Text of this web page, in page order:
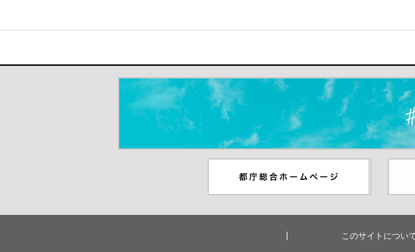
＃だから都立高（別ウインドウが開きます）
ンドウが開きます）
ウ
このサイトについ